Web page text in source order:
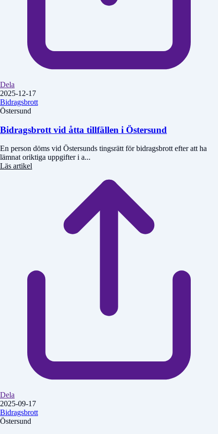
Dela
2025-12-17
Bidragsbrott
Östersund
Bidragsbrott vid åtta tillfällen i Östersund
En person döms vid Östersunds tingsrätt för bidragsbrott efter att ha
lämnat oriktiga uppgifter i a...
Läs artikel
Dela
2025-09-17
Bidragsbrott
Östersund